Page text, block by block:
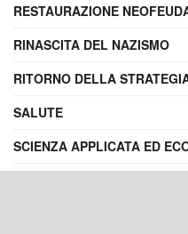
RESTAURAZIONE
RINASCITA DEL NAZISMO
RITORNO DELLA
SALUTE
SCIENZA APPLICATA ED